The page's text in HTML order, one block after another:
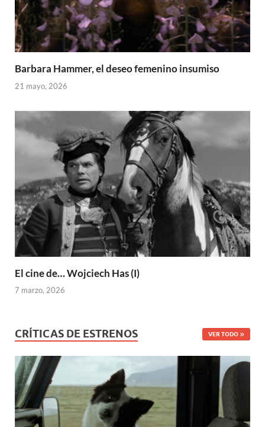
Barbara Hammer, el deseo femenino insumiso
21 mayo, 2026
El cine de… Wojciech Has (I)
7 marzo, 2026
CRÍTICAS DE ESTRENOS VER TODO